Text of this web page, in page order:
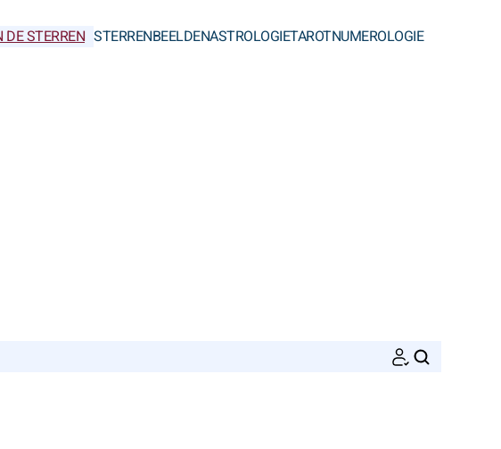
DE STERREN STERRENBEELDENASTROLOGIETAROTNUMEROLOGIE